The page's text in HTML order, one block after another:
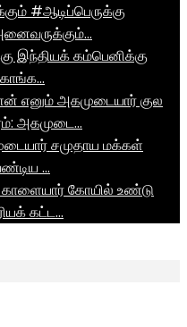
#ஆடிப்பெருக்கு
இந்தியக் கம்பெனிக்கு
அகமுடையார் குல
அகமுடை…
சமுதாய மக்கள்
…
காளையார் கோயில் உண்டு
கட்ட…